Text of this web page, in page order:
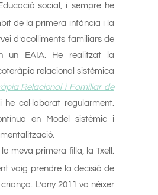
social, i sempre he
de la primera infància i la
d’acolliments familiars de
un EAIA. He realitzat la
relacional sistèmica
Relacional i Familiar de
he col·laborat regularment.
en Model sistèmic i
la meva primera filla, la Txell.
vaig prendre la decisió de
L’any 2011 va néixer